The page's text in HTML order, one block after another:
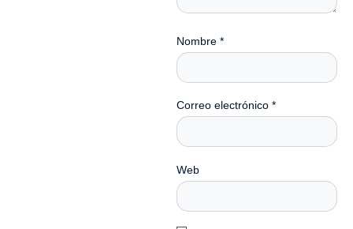
Nombre *
Correo electrónico *
Web